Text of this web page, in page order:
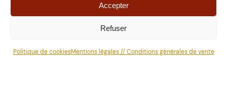
Accepter
Refuser
Politique de cookiesMentions légales // Conditions générales de vente
Photographies©Charlene dief, Erika Doo, Tessi Morelli,
Martine Wellness
Design : mellesharl.fr // propulsé par WordPress.Politique